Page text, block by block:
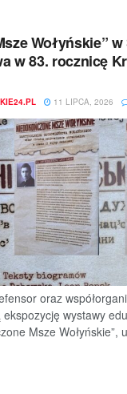
Wołyńskie”
w 83. rocznicę
11 LIPCA, 2026
oraz
wystawy
Msze Wołyńskie”,